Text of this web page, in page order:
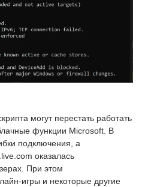
могут перестать работать
функции Microsoft. В
подключения, а
оказалась
При этом
игры и некоторые другие